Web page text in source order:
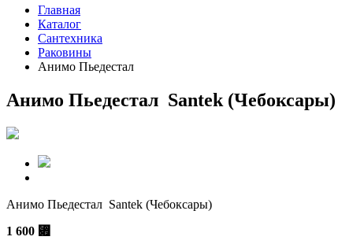
Главная
Каталог
Сантехника
Раковины
Анимо Пьедестал
Анимо Пьедестал Santek (Чебоксары)
Анимо Пьедестал Santek (Чебоксары)
1 600 ⃏